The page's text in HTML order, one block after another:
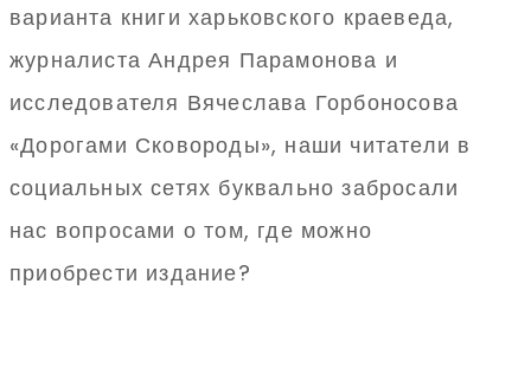
варианта книги харьковского краеведа,
журналиста Андрея Парамонова и
исследователя Вячеслава Горбоносова
«Дорогами Сковороды», наши читатели в
социальных сетях буквально забросали
нас вопросами о том, где можно
приобрести издание?